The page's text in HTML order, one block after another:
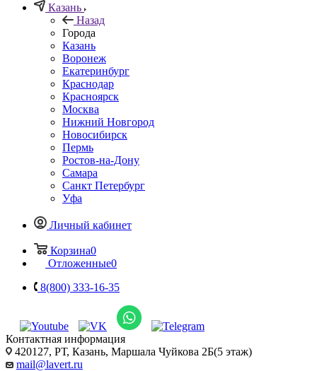
Казань
Назад
Города
Казань
Воронеж
Екатеринбург
Краснодар
Красноярск
Москва
Нижний Новгород
Новосибирск
Пермь
Ростов-на-Дону
Самара
Санкт Петербург
Уфа
Личный кабинет
Корзина0
Отложенные0
8(800) 333-16-35
Контактная информация
420127, РТ, Казань, Маршала Чуйкова 2Б(5 этаж)
mail@lavert.ru